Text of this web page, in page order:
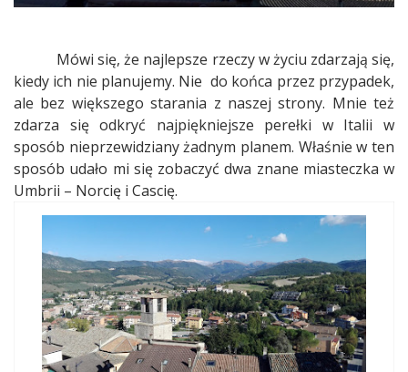
Mówi się, że najlepsze rzeczy w życiu zdarzają się,
kiedy ich nie planujemy. Nie do końca przez przypadek,
ale bez większego starania z naszej strony. Mnie też
zdarza się odkryć najpiękniejsze perełki w Italii w
sposób nieprzewidziany żadnym planem. Właśnie w ten
sposób udało mi się zobaczyć dwa znane miasteczka w
Umbrii – Norcię i Cascię.